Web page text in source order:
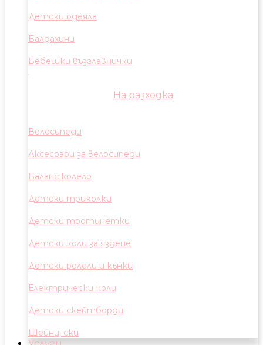
Детски одеяла
Балдахини
Бебешки възглавнички
На разходка
Велосипеди
Аксесоари за велосипеди
Баланс колело
Детски триколки
Детски тротинетки
Детски коли за яздене
Детски ролели и кънки
Електрически коли
Детски скейтборди
Шейни, ски